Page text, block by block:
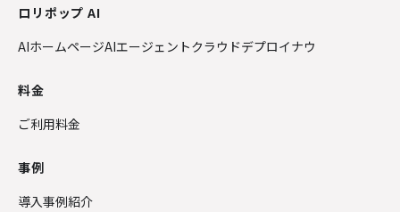
ロリポップ AI
AIホームページAIエージェントクラウドデプロイナウ
料金
ご利用料金
事例
導入事例紹介